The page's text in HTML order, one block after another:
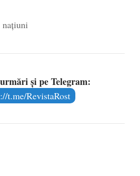
naţiuni
și pe Telegram:
t.me/RevistaRost